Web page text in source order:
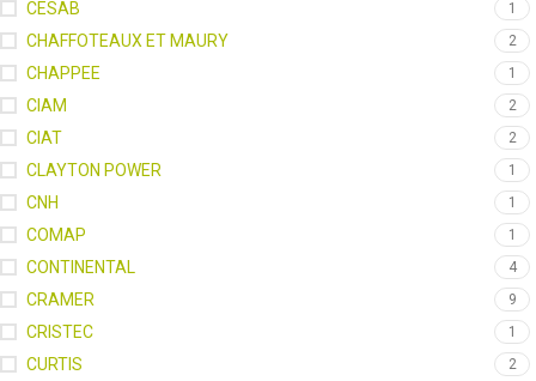
CESAB 1
CHAFFOTEAUX ET MAURY 2
CHAPPEE 1
CIAM 2
CIAT 2
CLAYTON POWER 1
CNH 1
COMAP 1
CONTINENTAL 4
CRAMER 9
CRISTEC 1
CURTIS 2